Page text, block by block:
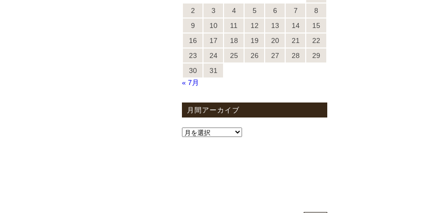
2
3 4 5 6 7
8
9
10 11 12 13 14
15
16
17 18 19 20 21
22
23
24 25 26 27 28
29
30
31
« 7月
月間アーカイブ